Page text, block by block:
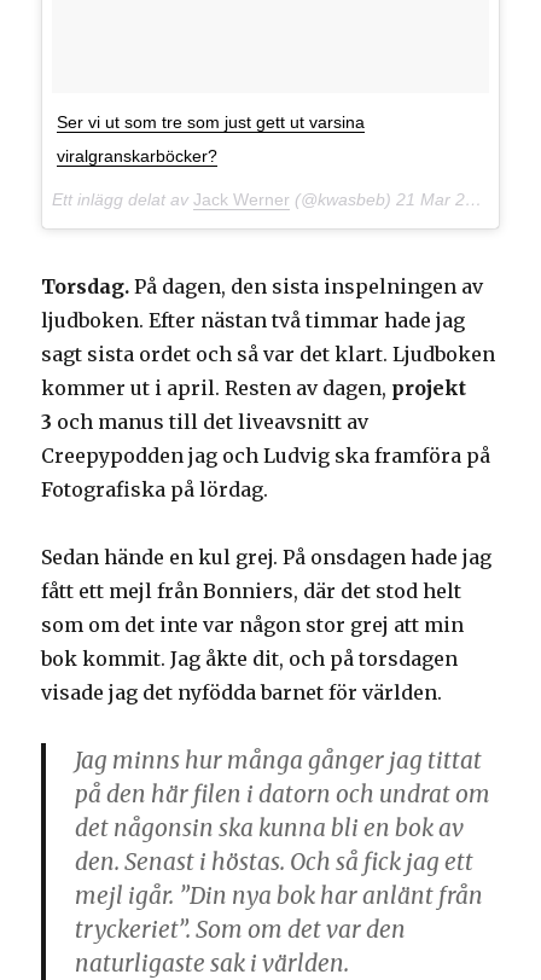
Ser vi ut som tre som just gett ut varsina
viralgranskarböcker?
Ett inlägg delat avJack Werner (@kwasbeb)21 Mar 2018 kl. 12:20 PDT
Torsdag.På dagen, den sista inspelningen av
ljudboken. Efter nästan två timmar hade jag
sagt sista ordet och så var det klart. Ljudboken
kommer ut i april. Resten av dagen, projekt
3 och manus till det liveavsnitt av
Creepypodden jag och Ludvig ska framföra på
Fotografiska på lördag.
Sedan hände en kul grej. På onsdagen hade jag
fått ett mejl från Bonniers, där det stod helt
som om det inte var någon stor grej att min
bok kommit. Jag åkte dit, och på torsdagen
visade jag det nyfödda barnet för världen.
Jag minns hur många gånger jag tittat
på den här filen i datorn och undrat om
det någonsin ska kunna bli en bok av
den. Senast i höstas. Och så fick jag ett
mejl igår. ”Din nya bok har anlänt från
tryckeriet”. Som om det var den
naturligaste sak i världen.